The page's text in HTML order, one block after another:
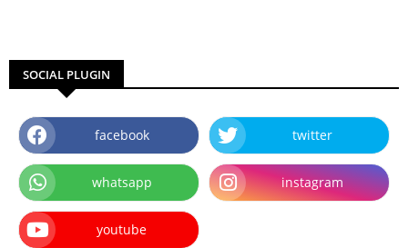
SOCIAL PLUGIN
facebook twitter
whatsapp instagram
youtube